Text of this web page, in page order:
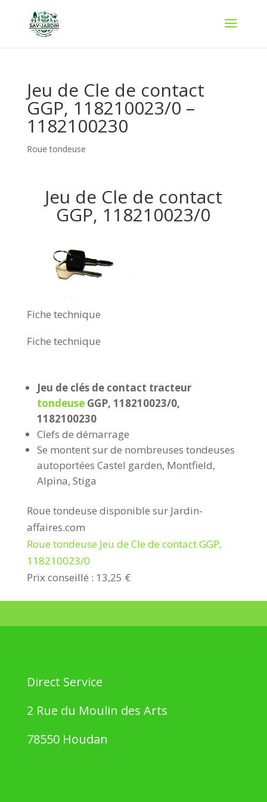
Jeu de Cle de contact
GGP, 118210023/0 –
1182100230
Roue tondeuse
Jeu de Cle de contact
GGP, 118210023/0
Fiche technique
Fiche technique
Jeu de clés de contact tracteur
tondeuseGGP, 118210023/0,
1182100230
Clefs de démarrage
Se montent sur de nombreuses tondeuses
autoportées Castel garden, Montfield,
Alpina, Stiga
Roue tondeuse disponible sur Jardin-
affaires.com
Roue tondeuse Jeu de Cle de contact GGP,
118210023/0
Prix conseillé : 13,25 €
Direct Service
2 Rue du Moulin des Arts
78550 Houdan